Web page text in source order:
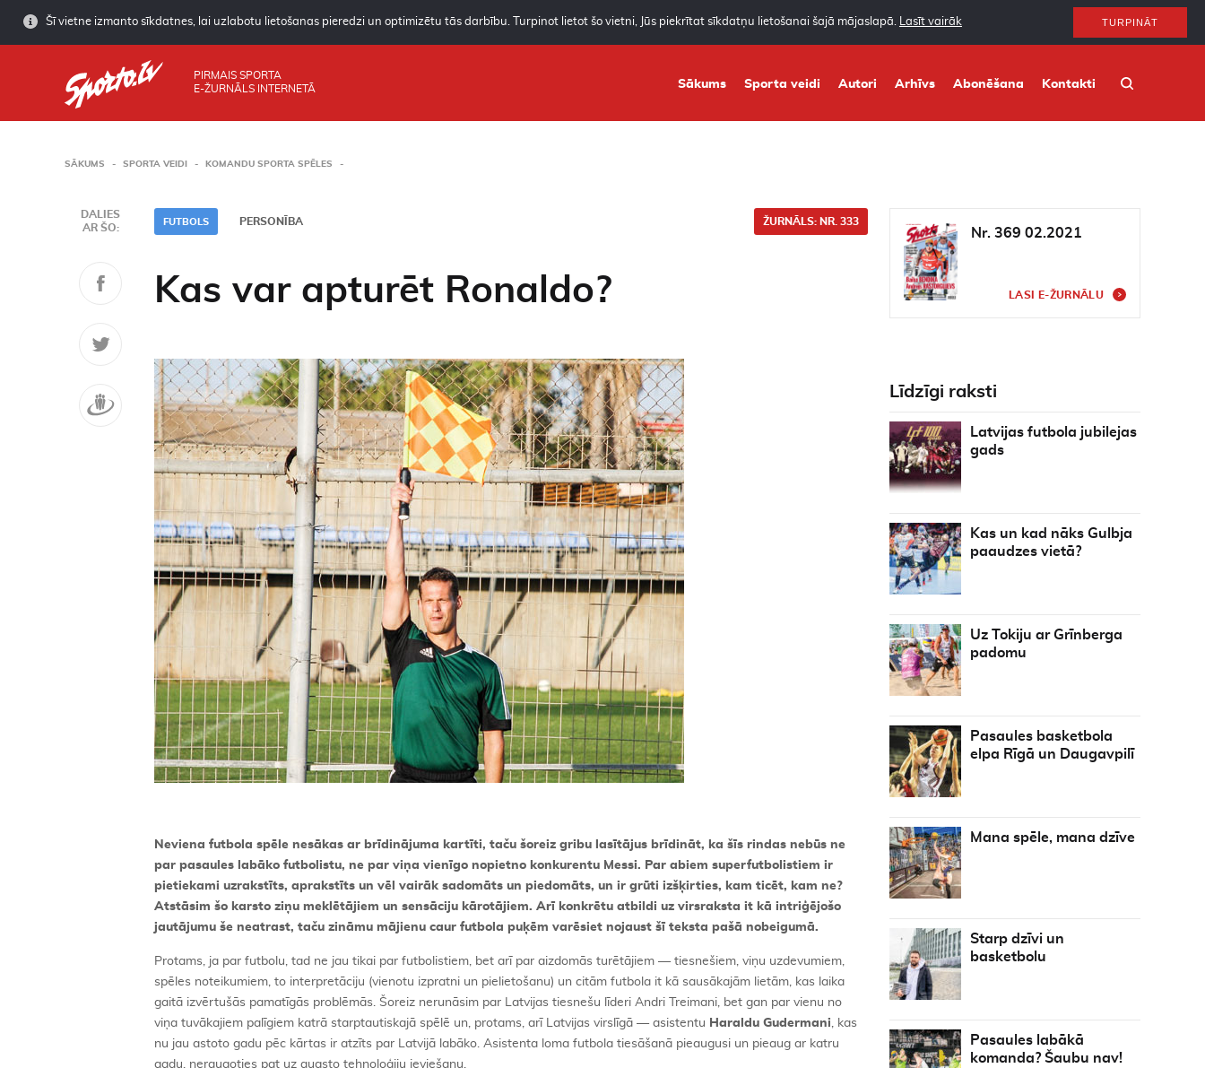
Šī vietne izmanto sīkdatnes, lai uzlabotu lietošanas pieredzi un optimizētu tās darbību. Turpinot lietot šo vietni, Jūs piekrītat sīkdatņu lietošanai šajā mājaslapā. Lasīt vairāk TURPINĀT
PIRMAIS SPORTA
E-ŽURNĀLS INTERNETĀ
Sākums Sporta veidi Autori Arhīvs Abonēšana Kontakti
SĀKUMS SPORTA VEIDI KOMANDU SPORTA SPĒLES
DALIES
AR ŠO:
FUTBOLS ŽURNĀLS: NR. 333
PERSONĪBA
Kas var apturēt Ronaldo?
Neviena futbola spēle nesākas ar brīdinājuma kartīti, taču šoreiz gribu lasītājus brīdināt, ka šīs rindas nebūs ne
par pasaules labāko futbolistu, ne par viņa vienīgo nopietno konkurentu Messi. Par abiem superfutbolistiem ir
pietiekami uzrakstīts, aprakstīts un vēl vairāk sadomāts un piedomāts, un ir grūti izšķirties, kam ticēt, kam ne?
Atstāsim šo karsto ziņu meklētājiem un sensāciju kārotājiem. Arī konkrētu atbildi uz virsraksta it kā intriģējošo
jautājumu še neatrast, taču zināmu mājienu caur futbola puķēm varēsiet nojaust šī teksta pašā nobeigumā.
Protams, ja par futbolu, tad ne jau tikai par futbolistiem, bet arī par aizdomās turētājiem — tiesnešiem, viņu uzdevumiem,
spēles noteikumiem, to interpretāciju (vienotu izpratni un pielietošanu) un citām futbola it kā sausākajām lietām, kas laika
gaitā izvērtušās pamatīgās problēmās. Šoreiz nerunāsim par Latvijas tiesnešu līderi Andri Treimani, bet gan par vienu no
viņa tuvākajiem palīgiem katrā starptautiskajā spēlē un, protams, arī Latvijas virslīgā — asistentu Haraldu Gudermani, kas
nu jau astoto gadu pēc kārtas ir atzīts par Latvijā labāko. Asistenta loma futbola tiesāšanā pieaugusi un pieaug ar katru
gadu, neraugoties pat uz augsto tehnoloģiju ieviešanu.
Nr. 369 02.2021
LASI E-ŽURNĀLU
Līdzīgi raksti
Latvijas futbola jubilejas
gads
Kas un kad nāks Gulbja
paaudzes vietā?
Uz Tokiju ar Grīnberga
padomu
Pasaules basketbola
elpa Rīgā un Daugavpilī
Mana spēle, mana dzīve
Starp dzīvi un
basketbolu
Pasaules labākā
komanda? Šaubu nav!